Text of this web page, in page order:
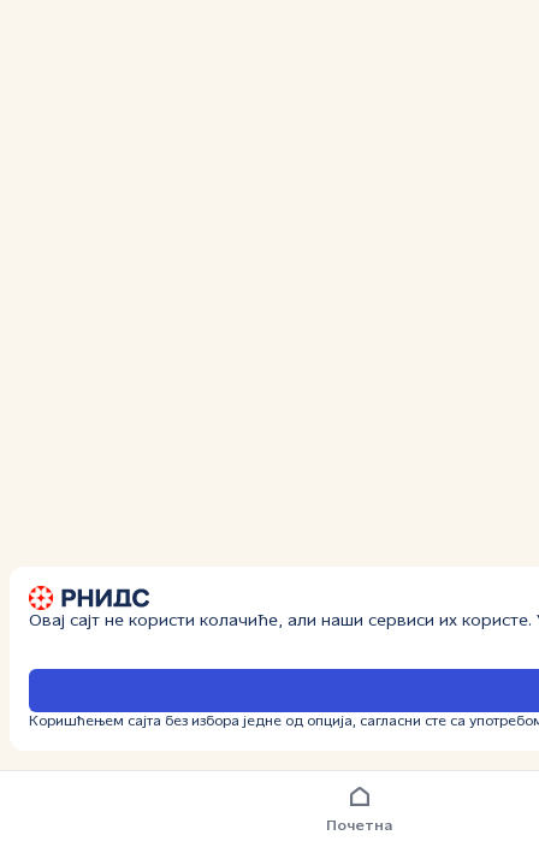
Почетна
Овај сајт не користи колачиће, али наши сервиси их
Коришћењем сајта без избора једне од опција, сагласни сте са